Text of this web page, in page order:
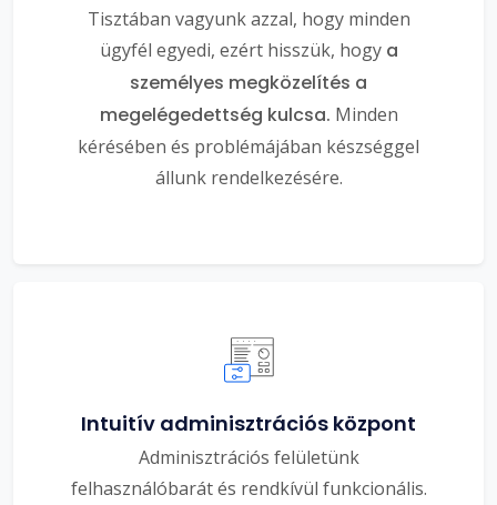
Tisztában vagyunk azzal, hogy minden
ügyfél egyedi, ezért hisszük, hogy a
személyes megközelítés a
megelégedettség kulcsa. Minden
kérésében és problémájában készséggel
állunk rendelkezésére.
Intuitív adminisztrációs központ
Adminisztrációs felületünk
felhasználóbarát és rendkívül funkcionális.